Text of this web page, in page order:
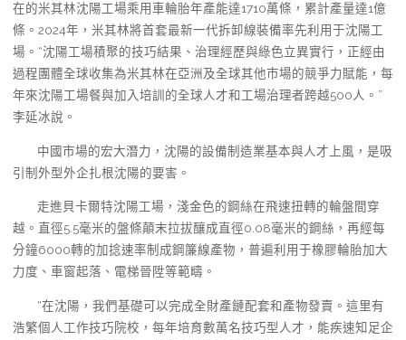
在的米其林沈陽工場乘用車輪胎年產能達1710萬條，累計產量達1億
條。2024年，米其林將首套最新一代拆卸線裝備率先利用于沈陽工
場。“沈陽工場積聚的技巧結果、治理經歷與綠色立異實行，正經由
過程團體全球收集為米其林在亞洲及全球其他市場的競爭力賦能，每
年來沈陽工場餐與加入培訓的全球人才和工場治理者跨越500人。”
李延冰說。
中國市場的宏大潛力，沈陽的設備制造業基本與人才上風，是吸
引制外型外企扎根沈陽的要害。
走進貝卡爾特沈陽工場，淺金色的鋼絲在飛速扭轉的輪盤間穿
越。直徑5.5毫米的盤條顛末拉拔釀成直徑0.08毫米的鋼絲，再經每
分鐘6000轉的加捻速率制成鋼簾線產物，普遍利用于橡膠輪胎加大
力度、車窗起落、電梯晉陞等範疇。
“在沈陽，我們基礎可以完成全財產鏈配套和產物發賣。這里有
浩繁個人工作技巧院校，每年培育數萬名技巧型人才，能疾速知足企